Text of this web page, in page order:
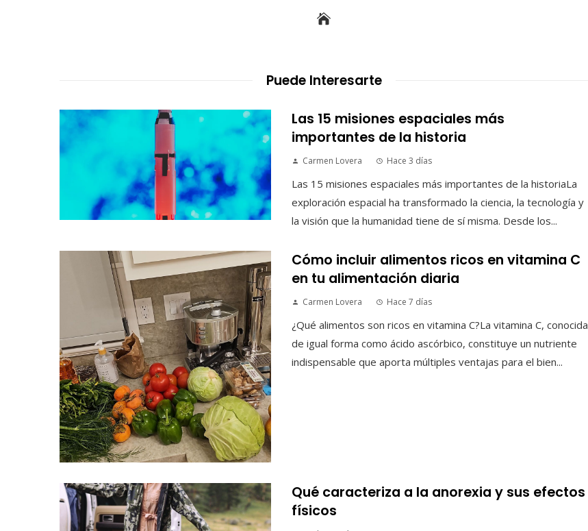
Puede Interesarte
Las 15 misiones espaciales más
importantes de la historia
Carmen Lovera Hace 3 días
Las 15 misiones espaciales más importantes de la historiaLa
exploración espacial ha transformado la ciencia, la tecnología y
la visión que la humanidad tiene de sí misma. Desde los...
Cómo incluir alimentos ricos en vitamina C
en tu alimentación diaria
Carmen Lovera Hace 7 días
¿Qué alimentos son ricos en vitamina C?La vitamina C, conocida
de igual forma como ácido ascórbico, constituye un nutriente
indispensable que aporta múltiples ventajas para el bien...
Qué caracteriza a la anorexia y sus efectos
físicos